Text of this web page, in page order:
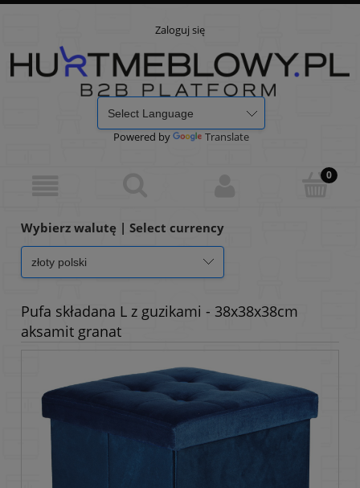
Zaloguj się
Powered by Translate
Wybierz walutę | Select currency
Pufa składana L z guzikami - 38x38x38cm
aksamit granat